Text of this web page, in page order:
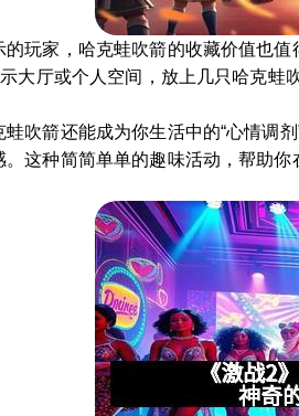
玩家，哈克蛙吹箭的收藏价值也
大厅或个人空间，放上几只哈克
吹箭还能成为你生活中的“心情调
这种简简单单的趣味活动，帮助